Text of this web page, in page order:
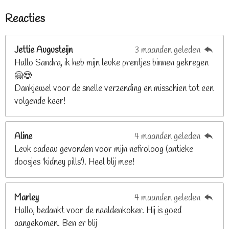
i
n
g
8
8
e
r r
r
e
n
e
r
r
e
n
r
e
n
r
e
n
e
Reacties
Jettie Augusteijn
3 maanden geleden
Hallo Sandra, ik heb mijn leuke prentjes binnen gekregen
🤗😍
Dankjewel voor de snelle verzending en misschien tot een
volgende keer!
Aline
4 maanden geleden
Leuk cadeau gevonden voor mijn nefroloog (antieke
doosjes 'kidney pills'). Heel blij mee!
Marley
4 maanden geleden
Hallo, bedankt voor de naaldenkoker. Hij is goed
aangekomen. Ben er blij